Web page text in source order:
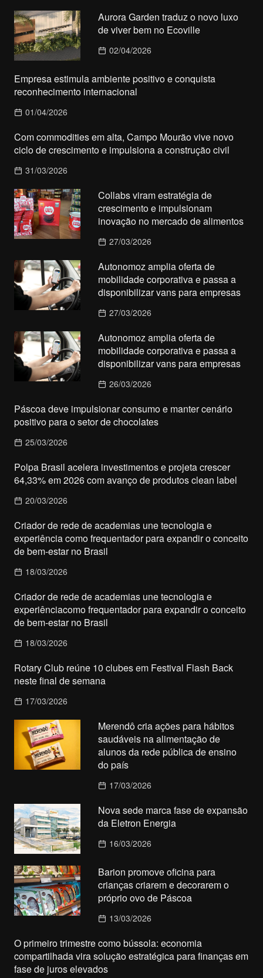
Aurora Garden traduz o novo luxo
de viver bem no Ecoville
02/04/2026
Empresa estimula ambiente positivo e conquista
reconhecimento internacional
01/04/2026
Com commodities em alta, Campo Mourão vive novo
ciclo de crescimento e impulsiona a construção civil
31/03/2026
Collabs viram estratégia de
crescimento e impulsionam
inovação no mercado de alimentos
27/03/2026
Autonomoz amplia oferta de
mobilidade corporativa e passa a
disponibilizar vans para empresas
27/03/2026
Autonomoz amplia oferta de
mobilidade corporativa e passa a
disponibilizar vans para empresas
26/03/2026
Páscoa deve impulsionar consumo e manter cenário
positivo para o setor de chocolates
25/03/2026
Polpa Brasil acelera investimentos e projeta crescer
64,33% em 2026 com avanço de produtos clean label
20/03/2026
Criador de rede de academias une tecnologia e
experiência como frequentador para expandir o conceito
de bem-estar no Brasil
18/03/2026
Criador de rede de academias une tecnologia e
experiênciacomo frequentador para expandir o conceito
de bem-estar no Brasil
18/03/2026
Rotary Club reúne 10 clubes em Festival Flash Back
neste final de semana
17/03/2026
Merendô cria ações para hábitos
saudáveis na alimentação de
alunos da rede pública de ensino
do país
17/03/2026
Nova sede marca fase de expansão
da Eletron Energia
16/03/2026
Barion promove oficina para
crianças criarem e decorarem o
próprio ovo de Páscoa
13/03/2026
O primeiro trimestre como bússola: economia
compartilhada vira solução estratégica para finanças em
fase de juros elevados